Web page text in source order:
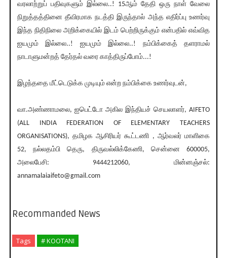
வரலாற்றுப் பதிவுகளும் இல்லை..! 15ஆம் தேதி ஒரு நாள் வேலை
நிறுத்தத்தினை தீவிரமாக நடத்தி இருந்தால் அந்த எதிர்ப்பு உணர்வு
இந்த நிதிநிலை அறிக்கையில் இடம் பெற்றிருக்கும் என்பதில் எவ்வித
ஐயமும் இல்லை..! ஐயமும் இல்லை..! நம்பிக்கைத் தளராமல்
நாடாளுமன்றத் தேர்தல் வரை காத்திருப்போம்...!
இழந்ததை மீட்டெடுக்க முடியும் என்ற நம்பிக்கை உணர்வுடன்,
வா.அண்ணாமலை, ஐபெட்டோ அகில இந்தியச் செயலாளர், AIFETO
(ALL INDIA FEDERATION OF ELEMENTARY TEACHERS
ORGANISATIONS), தமிழக ஆசிரியர் கூட்டணி , ஆர்வலர் மாளிகை
52, நல்லதம்பி தெரு, திருவல்லிக்கேணி, சென்னை 600005,
அலைபேசி: 9444212060, மின்னஞ்சல்:
annamalaiaifeto@gmail.com
Recommanded News
Tags # KOOTANI